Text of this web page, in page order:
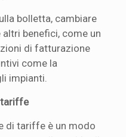
bolletta, cambiare
benefici, come un
di fatturazione
come la
impianti.
tariffe
di tariffe è un modo